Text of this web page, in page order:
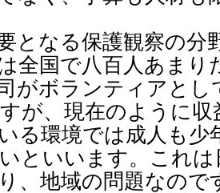
となる保護観察の分
全国で八百人あまり
がボランティアとし
が、現在のように収
る環境では成人も少
といいます。これは
、地域の問題なので